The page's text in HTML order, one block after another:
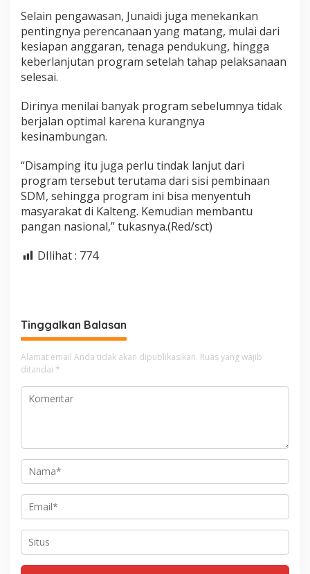
Selain pengawasan, Junaidi juga menekankan
pentingnya perencanaan yang matang, mulai dari
kesiapan anggaran, tenaga pendukung, hingga
keberlanjutan program setelah tahap pelaksanaan
selesai.
Dirinya menilai banyak program sebelumnya tidak
berjalan optimal karena kurangnya
kesinambungan.
“Disamping itu juga perlu tindak lanjut dari
program tersebut terutama dari sisi pembinaan
SDM, sehingga program ini bisa menyentuh
masyarakat di Kalteng. Kemudian membantu
pangan nasional,” tukasnya.(Red/sct)
DIlihat : 774
Tinggalkan Balasan
Alamat email Anda tidak akan dipublikasikan. Ruas yang wajib
ditandai *